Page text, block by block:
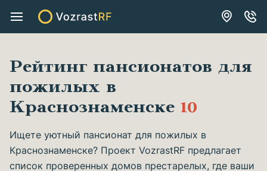
Рейтинг пансионатов для
пожилых в
Краснознаменске 10
Ищете уютный пансионат для пожилых в
Краснознаменске? Проект VozrastRF предлагает
список проверенных домов престарелых, где ваши